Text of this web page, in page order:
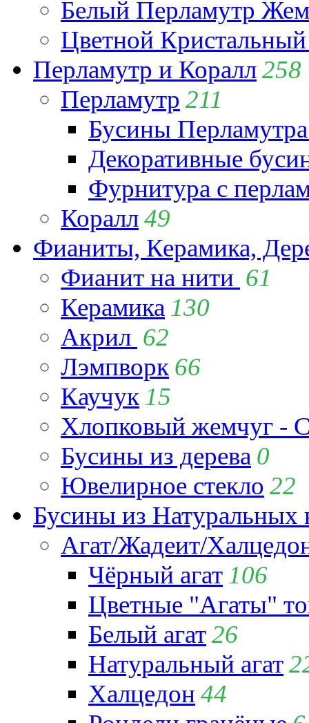
Белый Перламутр
Цветной
Перламутр и Коралл258
Перламутр 211
Бусины
Декоративные
Фурнитура с
Коралл49
Фианиты, Керамика,
Фианит на нити 61
Керамика 130
Акрил 62
Лэмпворк 66
Каучук 15
Хлопковый жемчуг -
Бусины из дерева 0
Ювелирное стекло 22
Бусины из Натуральных
Агат/Жадеит/
Чёрный агат 106
Цветные "Агаты"
Белый агат26
Натуральный агат
Халцедон 44